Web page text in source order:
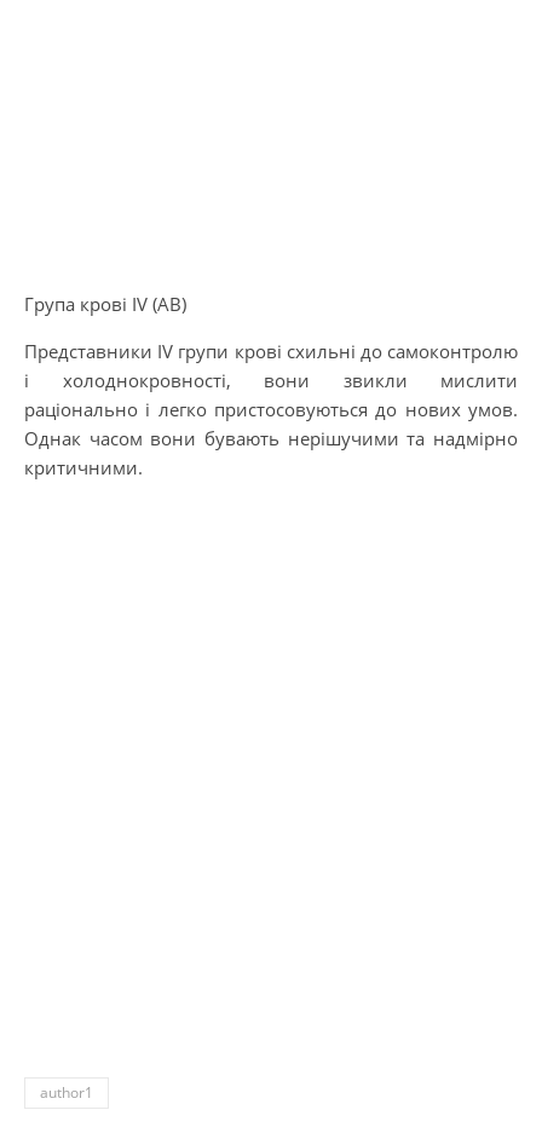
Група крові IV (АВ)
Представники IV групи крові схильні до самоконтролю
і холоднокровності, вони звикли мислити
раціонально і легко пристосовуються до нових умов.
Однак часом вони бувають нерішучими та надмірно
критичними.
author1